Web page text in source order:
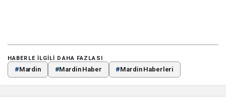
HABERLE ILGILI DAHA FAZLASI
#Mardin #Mardin Haber #Mardin Haberleri